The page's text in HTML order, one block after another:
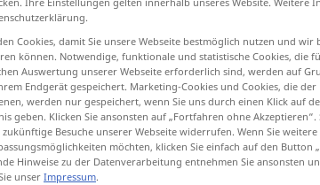
Cookies, damit Sie unsere Webseite bestmöglich nutzen und wir
können. Notwendige, funktionale und statistische Cookies, die
Auswertung unserer Webseite erforderlich sind, werden auf
Endgerät gespeichert. Marketing-Cookies und Cookies, die
werden nur gespeichert, wenn Sie uns durch einen Klick auf
geben. Klicken Sie ansonsten auf „Fortfahren ohne
Besuche unserer Webseite widerrufen. Wenn Sie
möchten, klicken Sie einfach auf den Button
Hinweise zu der Datenverarbeitung entnehmen Sie ansonsten
unser Impressum.